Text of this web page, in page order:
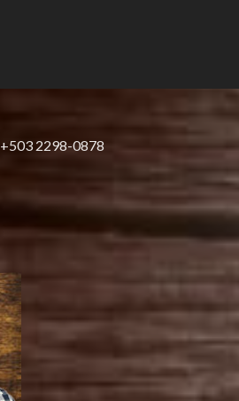
+503 2298-0878